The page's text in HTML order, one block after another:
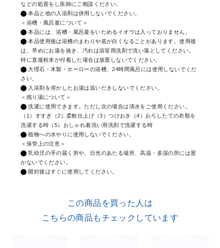
などの処置をし医師にご相談ください。
本品と他の入浴剤は併用しないでください。
＜浴槽・風呂釜について＞
本品には、浴槽・風呂釜をいためるイオウは入っておりません。
本品使用後は浴槽のまわりや底が白くなることがあります。使用後
は、早めにお湯を抜き、汚れは浴室用洗剤で洗い落としてください。
特に直接粉末が付着した場合は放置しないでください。
大理石・木製・ホーローの浴槽、24時間風呂には使用しないでくだ
さい。
入浴剤を溶かしたお湯は追いだきしないでください。
＜残り湯について＞
洗濯に使用できます。ただし次の場合は清水をご使用ください。
（1）すすぎ（2）柔軟仕上げ（3）つけおき（4）おろしたての衣類を
洗濯する時（5）おしゃれ着洗い用洗剤で洗濯する時
植物への水やりに使用しないでください。
＜保管上の注意＞
乳幼児の手の届く所や、日光のあたる場所、高温・多湿の所には置
かないでください。
開封後はすぐに使用してください。
この商品を買った人は
こちらの商品もチェックしています